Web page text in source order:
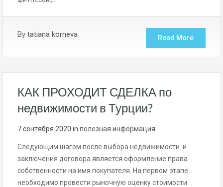
By tatiana korneva Read More
КАК ПРОХОДИТ СДЕЛКА по
недвижимости в Турции?
7 сентября 2020 in полезная информация
Следующим шагом после выбора недвижимости и
заключения договора является оформление права
собственности на имя покупателя. На первом этапе
необходимо провести рыночную оценку стоимости